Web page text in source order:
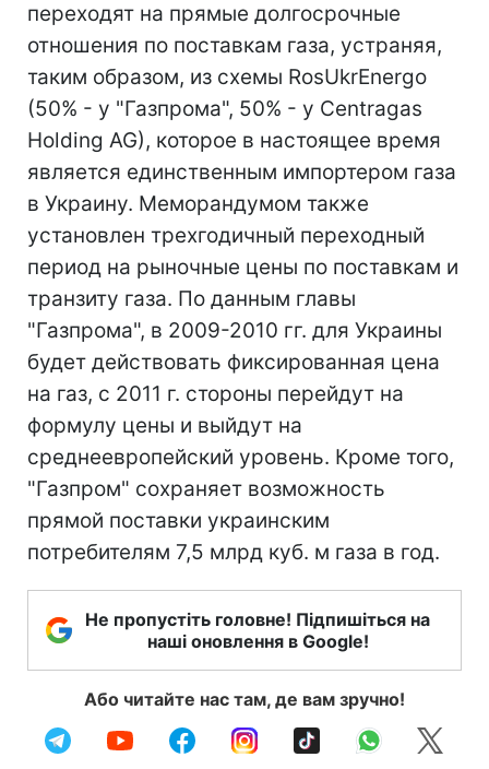
переходят на прямые долгосрочные
отношения по поставкам газа, устраняя,
таким образом, из схемы RosUkrEnergo
(50% - у "Газпрома", 50% - у Centragas
Holding AG), которое в настоящее время
является единственным импортером газа
в Украину. Меморандумом также
установлен трехгодичный переходный
период на рыночные цены по поставкам и
транзиту газа. По данным главы
"Газпрома", в 2009-2010 гг. для Украины
будет действовать фиксированная цена
на газ, с 2011 г. стороны перейдут на
формулу цены и выйдут на
среднеевропейский уровень. Кроме того,
"Газпром" сохраняет возможность
прямой поставки украинским
потребителям 7,5 млрд куб. м газа в год.
Не пропустіть головне! Підпишіться на
наші оновлення в Google!
Або читайте нас там, де вам зручно!